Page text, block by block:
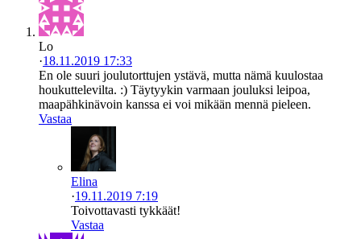
Lo
·18.11.2019 17:33
En ole suuri joulutorttujen ystävä, mutta nämä kuulostaa
houkuttelevilta. :) Täytyykin varmaan jouluksi leipoa,
maapähkinävoin kanssa ei voi mikään mennä pieleen.
Vastaa
Elina
·19.11.2019 7:19
Toivottavasti tykkäät!
Vastaa